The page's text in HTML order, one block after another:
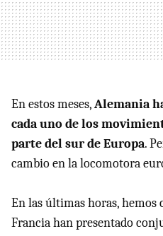
En estos meses,Alemania
cada uno de los
parte del sur de Europa.
cambio en la locomotora
En las últimas horas,
Francia han presentado